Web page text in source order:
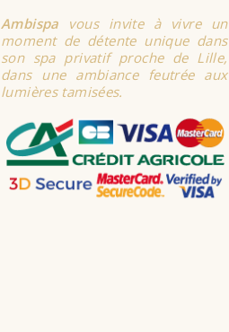
Ambispa vous invite à vivre un
moment de détente unique dans
son spa privatif proche de Lille,
dans une ambiance feutrée aux
lumières tamisées.